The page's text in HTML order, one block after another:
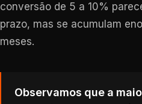
conversão de 5 a 10%
prazo, mas se acumulam
meses.
Observamos que a